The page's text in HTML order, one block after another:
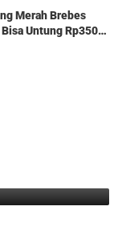
Merah Brebes
Untung Rp350